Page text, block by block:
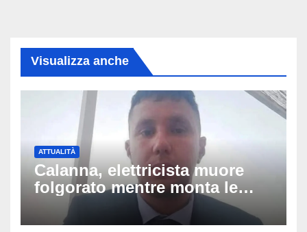
Visualizza anche
ATTUALITÀ
Calanna, elettricista muore
folgorato mentre monta le
luminarie della festa: chi era
Fabio Calabrò e cosa è